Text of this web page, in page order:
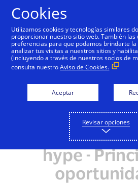
WEB 3.0:
hype -
Cookies
Utilizamos cookies y tecnologías similares
proporcionar nuestro sitio web. También
preferencias para que podamos brindarte
analizar tus visitas a nuestros sitios y
(incluyendo a través de nuestros socios de
consulta nuestroAviso de Cookies.
Aceptar
Revisar opciones